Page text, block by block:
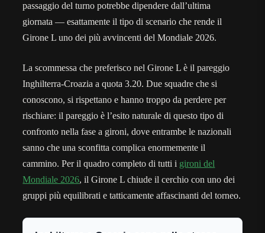
passaggio del turno potrebbe dipendere dall’ultima
giornata — esattamente il tipo di scenario che rende il
Girone L uno dei più avvincenti del Mondiale 2026.
La scommessa che preferisco nel Girone L è il pareggio
Inghilterra-Croazia a quota 3.20. Due squadre che si
conoscono, si rispettano e hanno troppo da perdere per
rischiare: il pareggio è l’esito naturale di questo tipo di
confronto nella fase a gironi, dove entrambe le nazionali
sanno che una sconfitta complica enormemente il
cammino. Per il quadro completo di tutti i gironi del
Mondiale 2026, il Girone L chiude il cerchio con uno dei
gruppi più equilibrati e tatticamente affascinanti del torneo.